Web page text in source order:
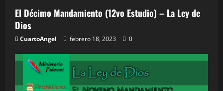
El Décimo Mandamiento (12vo Estudio) – La Ley de
Dios
CuartoAngel febrero 18, 2023 0